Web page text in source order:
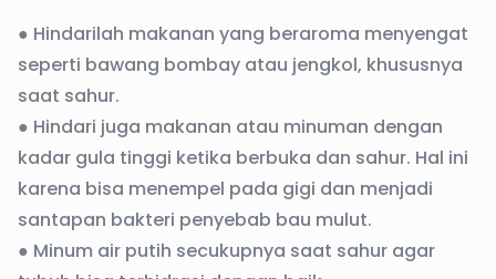
● Hindarilah makanan yang beraroma menyengat
seperti bawang bombay atau jengkol, khususnya
saat sahur.
● Hindari juga makanan atau minuman dengan
kadar gula tinggi ketika berbuka dan sahur. Hal ini
karena bisa menempel pada gigi dan menjadi
santapan bakteri penyebab bau mulut.
● Minum air putih secukupnya saat sahur agar